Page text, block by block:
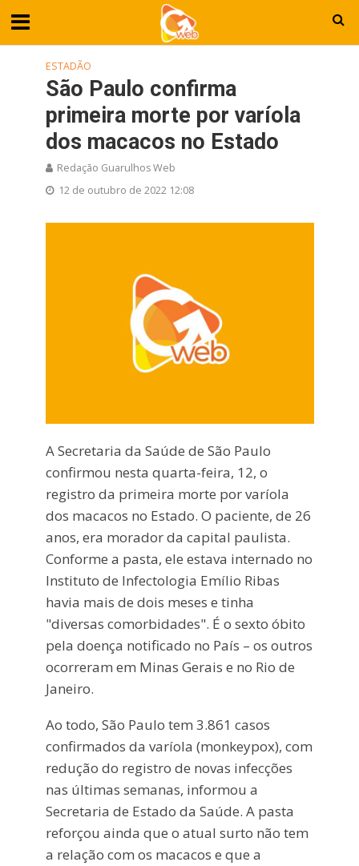
ESTADÃO
São Paulo confirma
primeira morte por varíola
dos macacos no Estado
Redação Guarulhos Web
12 de outubro de 2022 12:08
A Secretaria da Saúde de São Paulo
confirmou nesta quarta-feira, 12, o
registro da primeira morte por varíola
dos macacos no Estado. O paciente, de 26
anos, era morador da capital paulista.
Conforme a pasta, ele estava internado no
Instituto de Infectologia Emílio Ribas
havia mais de dois meses e tinha
"diversas comorbidades". É o sexto óbito
pela doença notificado no País – os outros
ocorreram em Minas Gerais e no Rio de
Janeiro.
Ao todo, São Paulo tem 3.861 casos
confirmados da varíola (monkeypox), com
redução do registro de novas infecções
nas últimas semanas, informou a
Secretaria de Estado da Saúde. A pasta
reforçou ainda que o atual surto não tem
a relação com os macacos e que a